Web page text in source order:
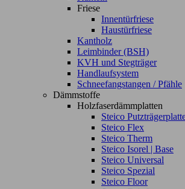
Friese
Innentürfriese
Haustürfriese
Kantholz
Leimbinder (BSH)
KVH und Stegträger
Handlaufsystem
Schneefangstangen / Pfähle
Dämmstoffe
Holzfaserdämmplatten
Steico
Steico Flex
Steico Therm
Steico Isorel | Base
Steico Universal
Steico Spezial
Steico Floor